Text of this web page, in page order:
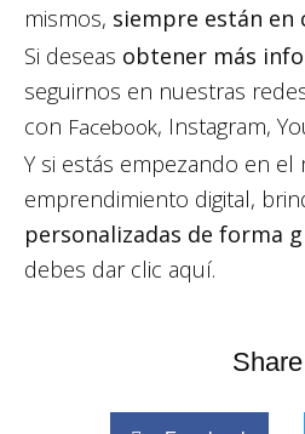
mismos, siempre están en
Si deseas obtener más
seguirnos en nuestras
con Facebook, Instagram,
Y si estás empezando en
emprendimiento digital,
personalizadas de forma
debes dar clic aquí.